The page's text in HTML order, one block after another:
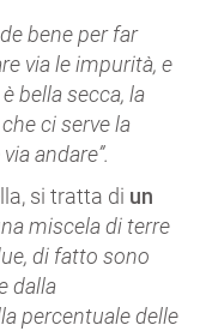
bene per far
via le impurità, e
bella secca, la
ci serve la
andare”.
si tratta di un
miscela di terre
di fatto sono
dalla
percentuale delle